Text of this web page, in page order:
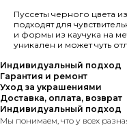
Пуссеты черного цвета
подходят для
и формы из каучука на
уникален и может чуть
Индивидуальный подход
Гарантия и ремонт
Уход за украшениями
Доставка, оплата, возврат
Индивидуальный подход
Мы понимаем, что у всех